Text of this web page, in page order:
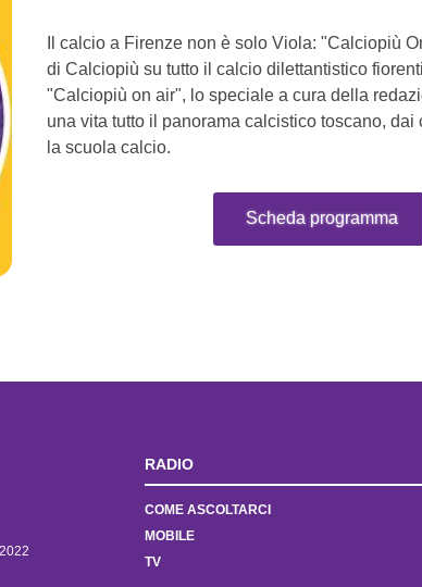
Il calcio a Firenze non è solo Viola: "Calciopiù
di Calciopiù su tutto il calcio dilettantistico
"Calciopiù on air", lo speciale a cura della
una vita tutto il panorama calcistico toscano,
la scuola calcio.
Scheda programma
RADIO
COME ASCOLTARCI
MOBILE
TV